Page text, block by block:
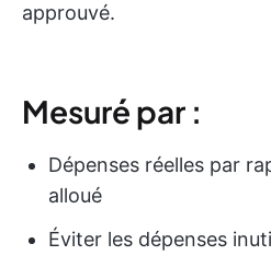
approuvé.
Mesuré par :
Dépenses réelles par
alloué
Éviter les dépenses